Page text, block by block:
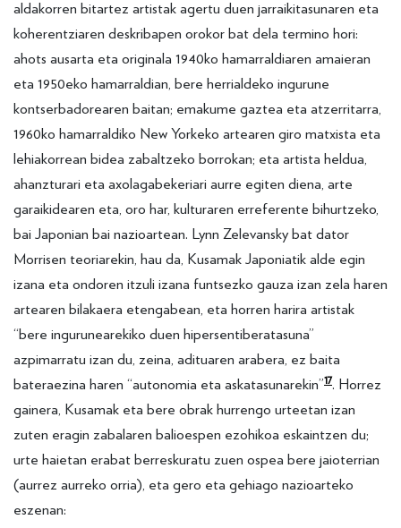
aldakorren bitartez artistak agertu duen jarraikitasunaren eta
koherentziaren deskribapen orokor bat dela termino hori:
ahots ausarta eta originala 1940ko hamarraldiaren amaieran
eta 1950eko hamarraldian, bere herrialdeko ingurune
kontserbadorearen baitan; emakume gaztea eta atzerritarra,
1960ko hamarraldiko New Yorkeko artearen giro matxista eta
lehiakorrean bidea zabaltzeko borrokan; eta artista heldua,
ahanzturari eta axolagabekeriari aurre egiten diena, arte
garaikidearen eta, oro har, kulturaren erreferente bihurtzeko,
bai Japonian bai nazioartean. Lynn Zelevansky bat dator
Morrisen teoriarekin, hau da, Kusamak Japoniatik alde egin
izana eta ondoren itzuli izana funtsezko gauza izan zela haren
artearen bilakaera etengabean, eta horren harira artistak
“bere ingurunearekiko duen hipersentiberatasuna”
azpimarratu izan du, zeina, adituaren arabera, ez baita
bateraezina haren “autonomia eta askatasunarekin”17. Horrez
gainera, Kusamak eta bere obrak hurrengo urteetan izan
zuten eragin zabalaren balioespen ezohikoa eskaintzen du;
urte haietan erabat berreskuratu zuen ospea bere jaioterrian
(aurrez aurreko orria), eta gero eta gehiago nazioarteko
eszenan: